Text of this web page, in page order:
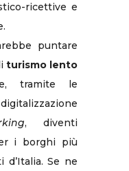
ricettive e
puntare
turismo lento
tramite le
, diventi
i borghi più
Se ne